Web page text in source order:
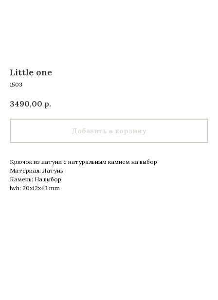
Little one
1503
3490,00 р.
Добавить в корзину
Крючок из латуни с натуральным камнем на выбор
Материал: Латунь
Камень: На выбор
lwh: 20x12x43 mm